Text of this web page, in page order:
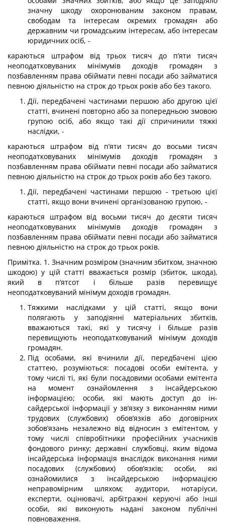
значну шкоду охоронюваним законом правам,
свободам та інтересам окремих громадян або
державним чи громадським інтересам, або інтересам
юридичних осіб, -
караються штрафом від трьох тисяч до п’яти тисяч
неоподатковуваних міні­мумів доходів громадян з
позбавленням права обіймати певні посади або займа­тися
певною діяльністю на строк до трьох років або без такого.
Дії, передбачені частинами першою або другою цієї
статті, вчинені повтор­но або за попередньою змовою
групою осіб, або якщо такі дії спричинили тяжкі
наслідки, -
караються штрафом від п’яти тисяч до восьми тисяч
неоподатковуваних мінімумів доходів громадян з
позбавленням права обіймати певні посади або за­йматися
певною діяльністю на строк до трьох років або без такого.
Дії, передбачені частинами першою - третьою цієї
статті, якщо вони вчи­нені організованою групою, -
караються штрафом від восьми тисяч до десяти тисяч
неоподатковуваних мінімумів доходів громадян з
позбавленням права обіймати певні посади або за­йматися
певною діяльністю на строк до трьох років.
Примітка. 1. Значним розміром (значним збитком, значною
шкодою) у цій статті вважається розмір (збиток, шкода),
який в п’ятсот і більше разів переви­щує
неоподатковуваний мінімум доходів громадян.
Тяжкими наслідками у цій статті, якщо вони
полягають у заподіянні мате­ріальних збитків,
вважаються такі, які у тисячу і більше разів
перевищують неоподатковуваний мінімум доходів
громадян.
Під особами, які вчинили дії, передбачені цією
статтею, розуміються: поса­дові особи емітента, у
тому числі ті, які були посадовими особами емітента
на мо­мент ознайомлення з інсайдерською
інформацією; особи, які мають доступ до ін-
сайдерської інформації у зв’язку з виконанням ними
трудових (службових) обов’язків або договірних
зобов’язань незалежно від відносин з емітентом, у
тому числі співробітники професійних учасників
фондового ринку; державні службов­ці, яким відома
інсайдерська інформація внаслідок виконання ними
посадових (службових) обов’язків; особи, які
ознайомилися з інсайдерською інформацією
неправомірним шляхом; аудитори, нотаріуси,
експерти, оцінювачі, арбітражні керуючі або інші
особи, які виконують надані законом публічні
повноваження.